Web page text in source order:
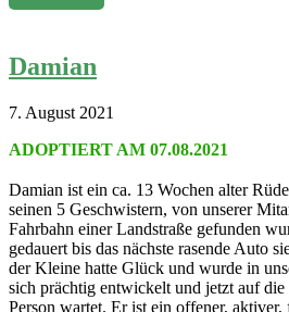
Damian
7. August 2021
ADOPTIERT AM 07.08.2021
Damian ist ein ca. 13 Wochen alter
seinen 5 Geschwistern, von unserer
Fahrbahn einer Landstraße gefunden
gedauert bis das nächste rasende Auto
der Kleine hatte Glück und wurde in
sich prächtig entwickelt und jetzt auf
Person wartet. Er ist ein offener,